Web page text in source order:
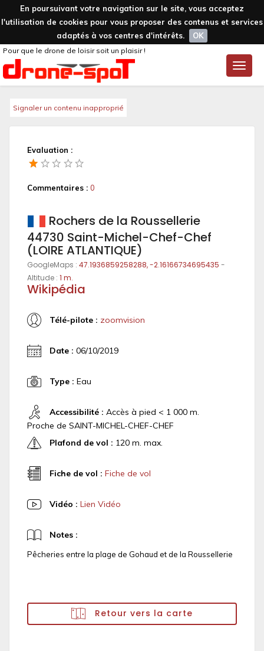
En poursuivant votre navigation sur le site, vous acceptez
l'utilisation de cookies pour vous proposer des contenus et services
adaptés à vos centres d'intérêts.
OK
Toggle
Pour que le drone de loisir soit un plaisir !
Signaler un contenu inapproprié
Evaluation :
Commentaires : 0
Rochers de la Roussellerie
44730 Saint-Michel-Chef-Chef
(LOIRE ATLANTIQUE)
GoogleMaps : 47.1936859258288, -2.16166734695435 -
Altitude : 1 m.
Wikipédia
Télé-pilote : zoomvision
Date : 06/10/2019
Type : Eau
Accessibilité : Accès à pied < 1 000 m.
Proche de SAINT-MICHEL-CHEF-CHEF
Plafond de vol : 120 m. max.
Fiche de vol : Fiche de vol
Vidéo : Lien Vidéo
Notes :
Pêcheries entre la plage de Gohaud et de la Roussellerie
Retour vers la carte